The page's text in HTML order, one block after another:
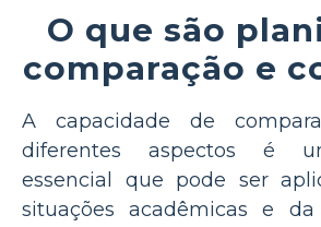
O que são
comparação e
A capacidade de
diferentes aspectos é
essencial que pode ser
situações acadêmicas e